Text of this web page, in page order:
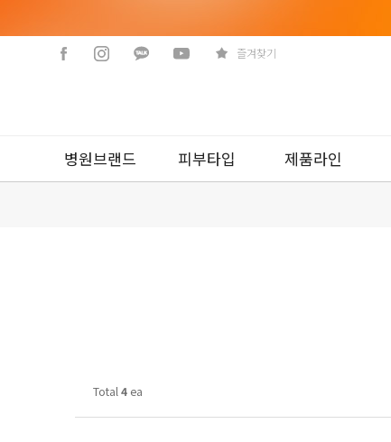
즐겨찾기
병원브랜드 피부타입 제품라인
Total4 ea